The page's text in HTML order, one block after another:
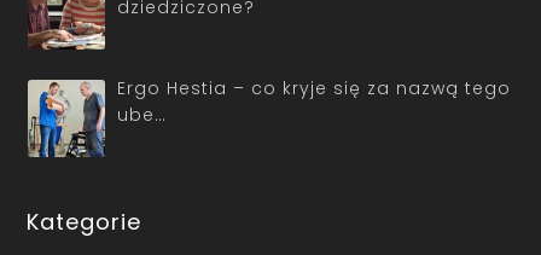
dziedziczone?
Ergo Hestia – co kryje się za nazwą tego
ube…
Kategorie